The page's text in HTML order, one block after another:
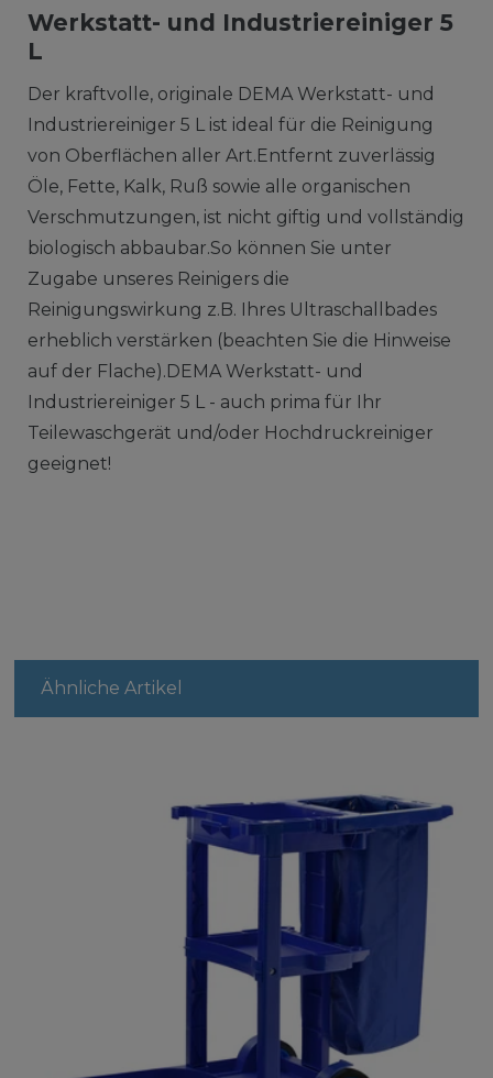
Werkstatt- und Industriereiniger 5
L
Der kraftvolle, originale DEMA Werkstatt- und
Industriereiniger 5 L ist ideal für die Reinigung
von Oberflächen aller Art.Entfernt zuverlässig
Öle, Fette, Kalk, Ruß sowie alle organischen
Verschmutzungen, ist nicht giftig und vollständig
biologisch abbaubar.So können Sie unter
Zugabe unseres Reinigers die
Reinigungswirkung z.B. Ihres Ultraschallbades
erheblich verstärken (beachten Sie die Hinweise
auf der Flache).DEMA Werkstatt- und
Industriereiniger 5 L - auch prima für Ihr
Teilewaschgerät und/oder Hochdruckreiniger
geeignet!
Ähnliche Artikel